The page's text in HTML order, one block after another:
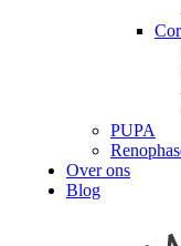
PUPA
Over ons
Blog